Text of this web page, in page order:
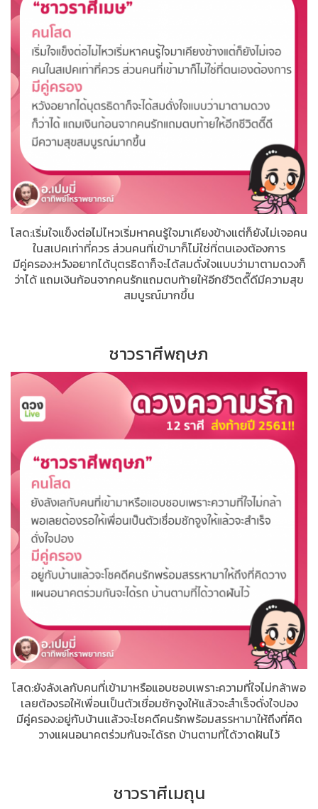
โสด:เริ่มใจแข็งต่อไม่ไหวเริ่มหาคนรู้ใจมาเคียงข้างแต่ก็ยังไม่เจอคน
ในสเปคเท่าที่ควร​ ส่วนคนที่เข้ามาก็ไม่ใช่ที่ตนเองต้องการ
มีคู่ครอง:หวังอยากได้บุตรธิดาก็จะได้สมดั่งใจแบบว่ามาตามดวงก็
ว่าได้​ แถมเงินก้อนจากคนรักแถมตบท้ายให้อีกชีวิตดี๊ดีมีความสุข
สมบูรณ์มากขึ้น
ชาวราศีพฤษภ
โสด:ยังลังเลกับคนที่เข้ามาหรือแอบชอบเพราะความที่ใจไม่กล้าพอ
เลยต้องรอให้เพื่อนเป็นตัวเชื่อมชักจูงให้แล้วจะสำเร็จดั่งใจปอง
มีคู่ครอง:อยู่กับบ้านแล้วจะโชคดีคนรักพร้อมสรรหามาให้ถึงที่คิด
วางแผนอนาคตร่วมกันจะได้รถ​ บ้านตามที่ได้วาดฝันไว้
ชาวราศีเมถุน